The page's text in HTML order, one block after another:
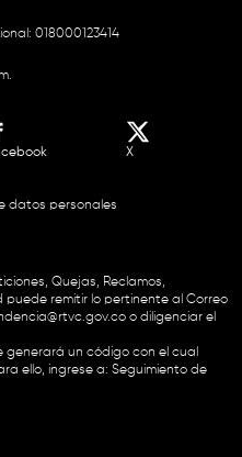
018000123414
X
datos personales
Quejas, Reclamos,
puede remitir lo pertinente al Correo
o diligenciar el
generará un código con el cual
ello, ingrese a: Seguimiento de